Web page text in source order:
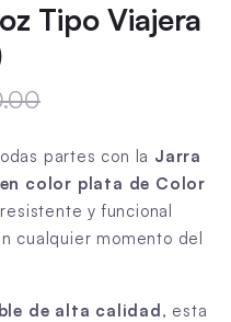
Tipo Viajera
partes con la Jarra
color plata de Color
y funcional
cualquier momento del
de alta calidad, esta